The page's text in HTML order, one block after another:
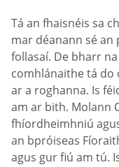
Tá an fhaisnéis sa
mar déanann sé
follasaí. De bharr
comhlánaithe tá do
ar a roghanna. Is
am ar bith. Molann
fhíordheimhniú
an bpróiseas
agus gur fiú am tú.